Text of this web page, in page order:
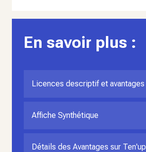
En savoir plus :
Licences descriptif et avantages
Affiche Synthétique
Détails des Avantages sur Ten'up